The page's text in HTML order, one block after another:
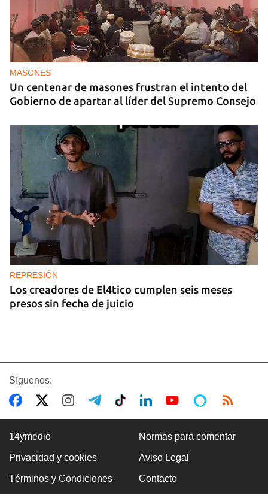
MASONES
Un centenar de masones frustran el intento del
Gobierno de apartar al líder del Supremo Consejo
REPRESIÓN
Los creadores de El4tico cumplen seis meses
presos sin fecha de juicio
BANCARIZACIÓN
La ausencia de un mercado de divisas operativo
Síguenos:
14ymedio Normas para comentar
Privacidad y cookies Aviso Legal
Términos y Condiciones Contacto